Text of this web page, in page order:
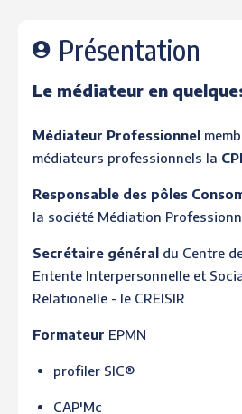
Présentation
Le médiateur en
Médiateur Professionnel
médiateurs professionnels la
Responsable des pôles
la société Médiation
Secrétaire général du Centre
Entente Interpersonnelle et
Relationelle - le CREISIR
Formateur EPMN
profiler SIC®
CAP'Mc